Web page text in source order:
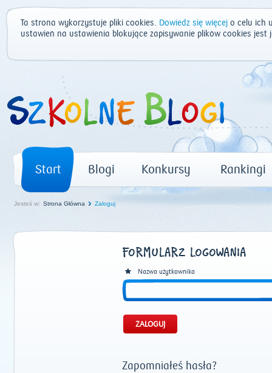
Ta strona wykorzystuje pliki cookies. Dowiedz się więcej o celu ich
ustawień na ustawienia blokujące zapisywanie plików cookies
Start Blogi Konkursy Rankingi
Jesteś w: Strona Główna Zaloguj
FORMULARZ LOGOWANIA
Nazwa użytkownika
Zapomniałeś hasła?